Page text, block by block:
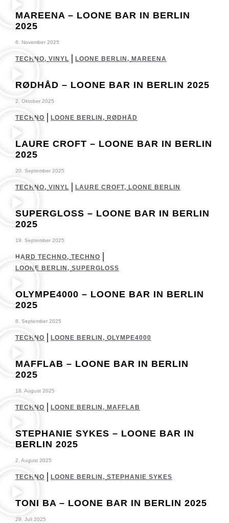
MAREENA – LOONE BAR IN BERLIN
2025
6. November 2025
TECHNO, VINYL LOONE BERLIN , MAREENA
RØDHÅD – LOONE BAR IN BERLIN 2025
2. Oktober 2025
TECHNO LOONE BERLIN , RØDHÅD
LAURE CROFT – LOONE BAR IN BERLIN
2025
20. September 2025
TECHNO, VINYL LAURE CROFT, LOONE BERLIN
SUPERGLOSS – LOONE BAR IN BERLIN
2025
19. September 2025
HARD TECHNO, TECHNO
LOONE BERLIN , SUPERGLOSS
OLYMPE4000 – LOONE BAR IN BERLIN
2025
8. September 2025
TECHNO LOONE BERLIN , OLYMPE4000
MAFFLAB – LOONE BAR IN BERLIN
2025
18. August 2025
TECHNO LOONE BERLIN , MAFFLAB
STEPHANIE SYKES – LOONE BAR IN
BERLIN 2025
2. August 2025
TECHNO LOONE BERLIN , STEPHANIE SYKES
TONI BA – LOONE BAR IN BERLIN 2025
29. Juli 2025